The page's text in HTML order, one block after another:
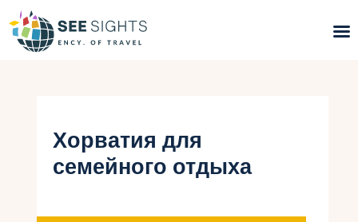
Горящие туры
Типы Туров
Хорватия для
семейного отдыха